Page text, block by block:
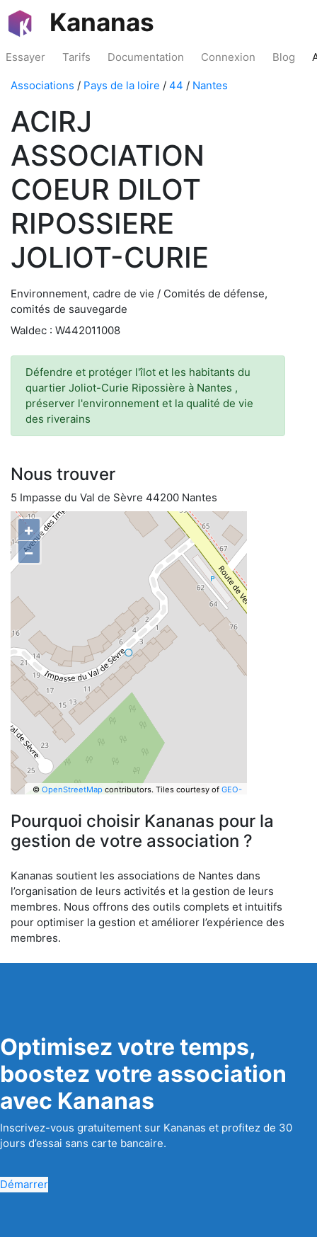
Kananas
Essayer Tarifs Documentation Connexion Blog
Associations / Pays de la loire / 44 / Nantes
ACIRJ
ASSOCIATION
COEUR DILOT
RIPOSSIERE
JOLIOT-CURIE
Environnement, cadre de vie / Comités de défense,
comités de sauvegarde
Waldec : W442011008
Défendre et protéger l'îlot et les habitants du
quartier Joliot-Curie Ripossière à Nantes ,
préserver l'environnement et la qualité de vie
des riverains
Nous trouver
5 Impasse du Val de Sèvre 44200 Nantes
+
−
© OpenStreetMapcontributors. Tiles courtesy of GEO-
Pourquoi choisir Kananas pour la
gestion de votre association ?
Kananas soutient les associations de Nantes dans
l’organisation de leurs activités et la gestion de leurs
membres. Nous offrons des outils complets et intuitifs
pour optimiser la gestion et améliorer l’expérience des
membres.
Optimisez votre temps,
boostez votre association
avec Kananas
Inscrivez-vous gratuitement sur Kananas et profitez de 30
jours d’essai sans carte bancaire.
Démarrer